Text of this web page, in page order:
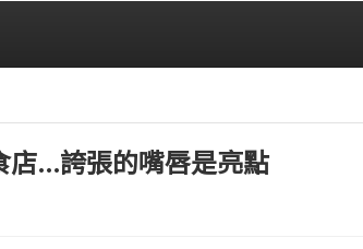
...誇張的嘴唇是亮點